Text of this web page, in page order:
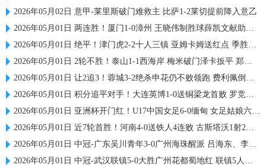
2026年05月02日 意甲-莱里斯破门难救主 比萨1-2莱切提前降入意乙
2026年05月01日 两连胜！厦门1-0漳州 王晓伟制胜球薛凯文献助攻+远射中柱
2026年05月01日 绝平！津门虎2-2十人三镇 亚姆卡姆送红点 季胜攀替补99分钟绝平
2026年05月01日 2轮不胜！泰山1-1西海岸 梅米破门泽卡扳平 郑智不满判罚染红
2026年05月01日 让2追3！蓉城3-2绝杀申花仍不败领跑 费利佩倒钩+双响韦林顿绝杀
2026年05月01日 积分追平对手！大连英博1-0送铜梁龙首败 罗竞制胜迪马塔进球被吹
2026年05月01日 亚洲杯开门红！U17中国女足6-0缅甸 女足姑娘六人进球缅甸0射门
2026年05月01日 近7轮首胜！河南4-0送铁人4连败 古斯塔沃1射2传纳萨里奥凌空斩
2026年05月01日 中冠-广东吴川青年3-0广州海珠醒派 吕海东、李营健破门
2026年05月01日 中冠-武汉联镇5-0大胜广州花都蜀地红 联镇5人破门